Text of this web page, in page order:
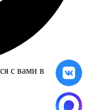
с вами в